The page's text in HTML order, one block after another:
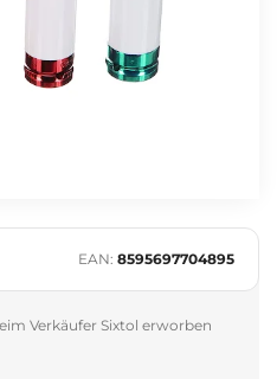
EAN: 8595697704895
Verkäufer Sixtol erworben